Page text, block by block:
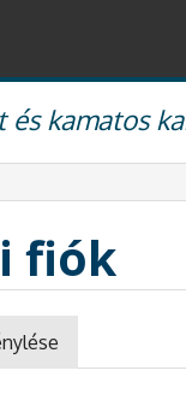
és kamatos
fiók